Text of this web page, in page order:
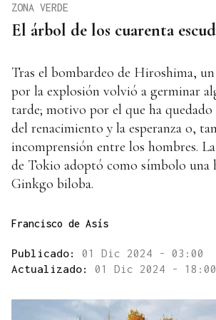
El árbol de los cuarenta
ZONA VERDE
Tras el bombardeo de Hiroshima,
por la explosión volvió a germinar
tarde; motivo por el que ha
del renacimiento y la esperanza o,
incomprensión entre los hombres.
de Tokio adoptó como símbolo una
Ginkgo biloba.
Francisco de Asís
Publicado: 01 Dic 2024 - 03:00
Actualizado: 01 Dic 2024 - 18:00